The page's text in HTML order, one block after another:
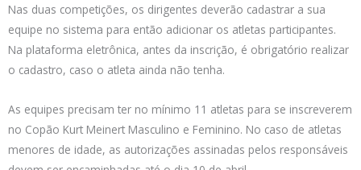
Nas duas competições, os dirigentes deverão cadastrar a sua
equipe no sistema para então adicionar os atletas participantes.
Na plataforma eletrônica, antes da inscrição, é obrigatório realizar
o cadastro, caso o atleta ainda não tenha.
As equipes precisam ter no mínimo 11 atletas para se inscreverem
no Copão Kurt Meinert Masculino e Feminino. No caso de atletas
menores de idade, as autorizações assinadas pelos responsáveis